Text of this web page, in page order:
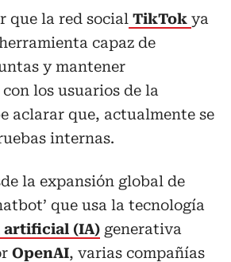
que la red social TikTok ya
capaz de
y mantener
los usuarios de la
aclarar que, actualmente se
internas.
la expansión global de
que usa la tecnología
(IA) generativa
OpenAI, varias compañías